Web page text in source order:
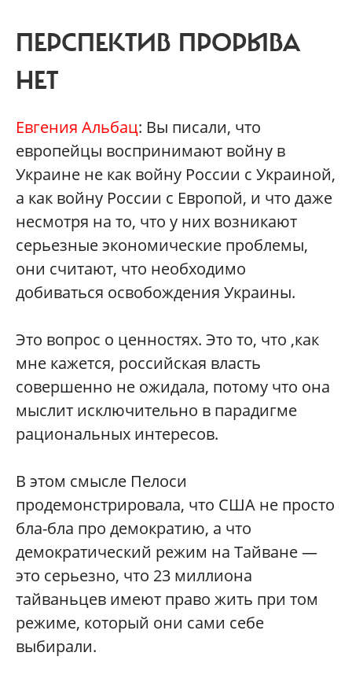
ПЕРСПЕКТИВ ПРОРЫВА
НЕТ
Евгения Альбац: Вы писали, что
европейцы воспринимают войну в
Украине не как войну России с Украиной,
а как войну России с Европой, и что даже
несмотря на то, что у них возникают
серьезные экономические проблемы,
они считают, что необходимо
добиваться освобождения Украины.
Это вопрос о ценностях. Это то, что ,как
мне кажется, российская власть
совершенно не ожидала, потому что она
мыслит исключительно в парадигме
рациональных интересов.
В этом смысле Пелоси
продемонстрировала, что США не просто
бла-бла про демократию, а что
демократический режим на Тайване —
это серьезно, что 23 миллиона
тайваньцев имеют право жить при том
режиме, который они сами себе
выбирали.